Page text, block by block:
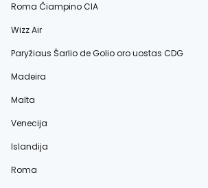
Roma Čiampino CIA
Wizz Air
Paryžiaus Šarlio de Golio oro uostas CDG
Madeira
Malta
Venecija
Islandija
Roma